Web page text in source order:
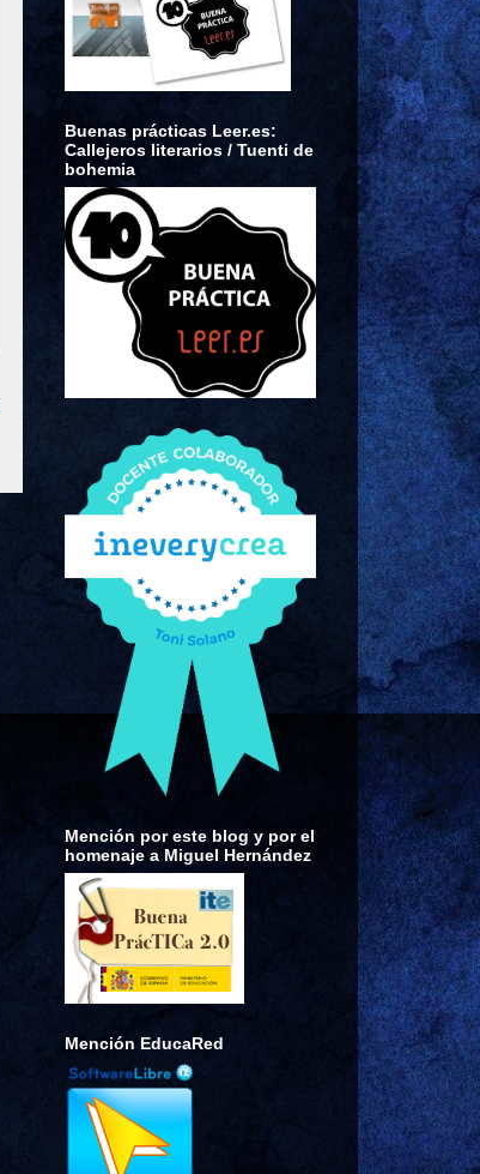
Buenas prácticas Leer.es:
Callejeros literarios / Tuenti de
bohemia
Mención por este blog y por el
homenaje a Miguel Hernández
Mención EducaRed